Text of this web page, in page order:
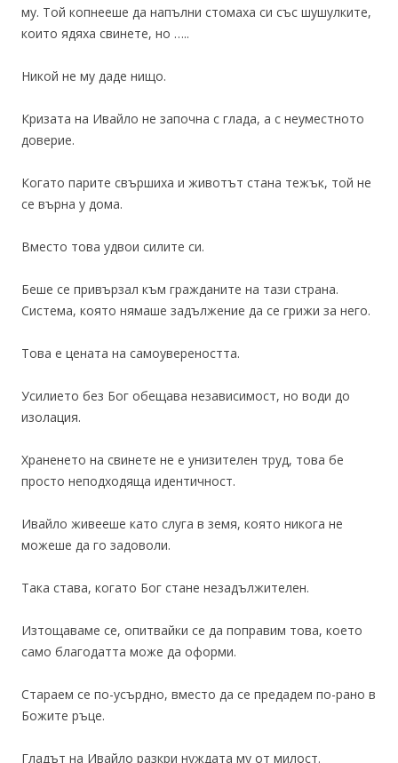
му. Той копнееше да напълни стомаха си със шушулките,
които ядяха свинете, но …..
Никой не му даде нищо.
Кризата на Ивайло не започна с глада, а с неуместното
доверие.
Когато парите свършиха и животът стана тежък, той не
се върна у дома.
Вместо това удвои силите си.
Беше се привързал към гражданите на тази страна.
Система, която нямаше задължение да се грижи за него.
Това е цената на самоувереността.
Усилието без Бог обещава независимост, но води до
изолация.
Храненето на свинете не е унизителен труд, това бе
просто неподходяща идентичност.
Ивайло живееше като слуга в земя, която никога не
можеше да го задоволи.
Така става, когато Бог стане незадължителен.
Изтощаваме се, опитвайки се да поправим това, което
само благодатта може да оформи.
Стараем се по-усърдно, вместо да се предадем по-рано в
Божите ръце.
Гладът на Ивайло разкри нуждата му от милост.